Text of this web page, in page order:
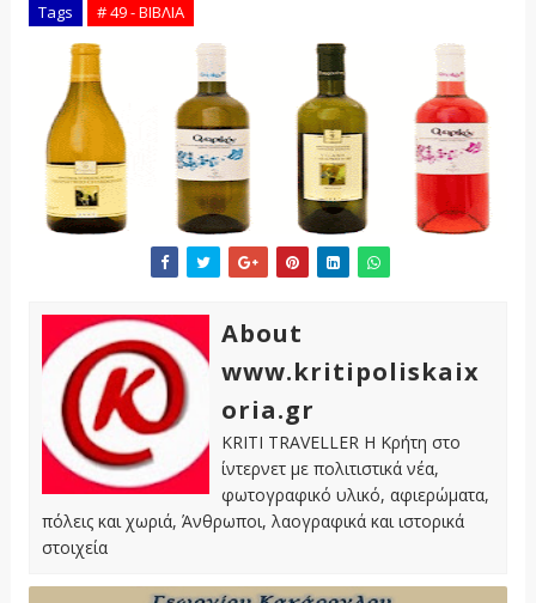
Tags # 49 - ΒΙΒΛΙΑ
About
www.kritipoliskaix
oria.gr
KRITI TRAVELLER Η Κρήτη στο
ίντερνετ με πολιτιστικά νέα,
φωτογραφικό υλικό, αφιερώματα,
πόλεις και χωριά, Άνθρωποι, λαογραφικά και ιστορικά
στοιχεία